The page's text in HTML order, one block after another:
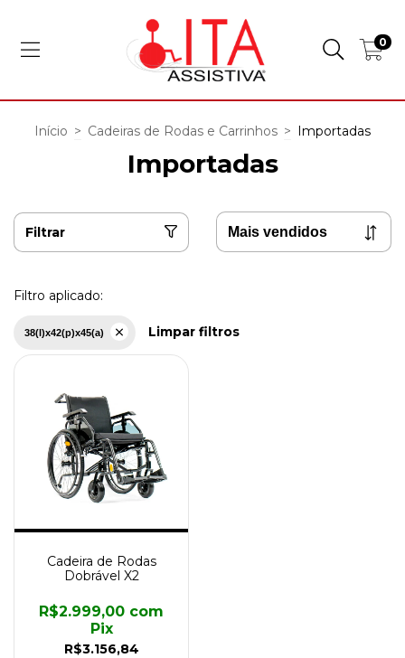
0
Início > Cadeiras de Rodas e Carrinhos > Importadas
Importadas
Filtrar
Filtro aplicado:
38(l)x42(p)x45(a) Limpar filtros
Cadeira de Rodas
Dobrável X2
R$3.156,84
R$2.999,00 com
Pix